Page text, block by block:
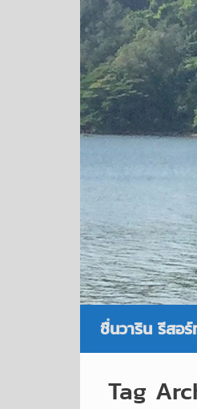
ชื่นวาริน รีสอ
Tag